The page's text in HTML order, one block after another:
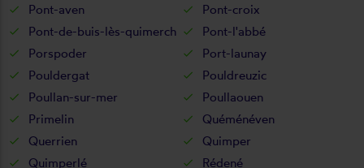
Pont-aven
Pont-croix
Pont-de-buis-lès-quimerch
Pont-l'abbé
Porspoder
Port-launay
Pouldergat
Pouldreuzic
Poullan-sur-mer
Poullaouen
Primelin
Quéménéven
Querrien
Quimper
Quimperlé
Rédené